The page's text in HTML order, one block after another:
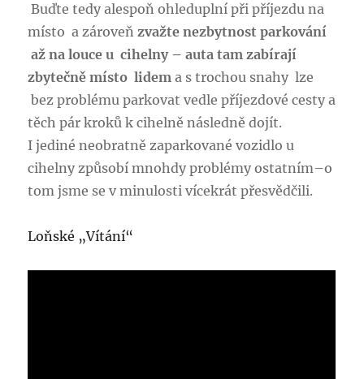
Buďte tedy alespoň ohleduplní při příjezdu na
místo a zároveňzvažte nezbytnost parkování
až na louce u cihelny – auta tam zabírají
zbytečně místo lidema s trochou snahy lze
bez problému parkovat vedle příjezdové cesty a
těch pár kroků k cihelně následně dojít.
I jediné neobratně zaparkované vozidlo u
cihelny způsobí mnohdy problémy ostatním–o
tom jsme se v minulosti vícekrát přesvědčili.
Loňské „Vítání“